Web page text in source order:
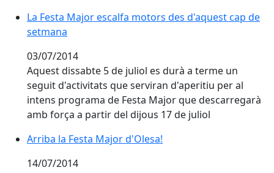
La Festa Major escalfa motors des d'aquest cap de
La Festa Major escalfa motors des d'aquest cap de
setmana
03/07/2014
Aquest dissabte 5 de juliol es durà a terme un
seguit d'activitats que serviran d'aperitiu per al
intens programa de Festa Major que descarregarà
amb força a partir del dijous 17 de juliol
Arriba la Festa Major d'Olesa!
Arriba la Festa Major d'Olesa!
14/07/2014